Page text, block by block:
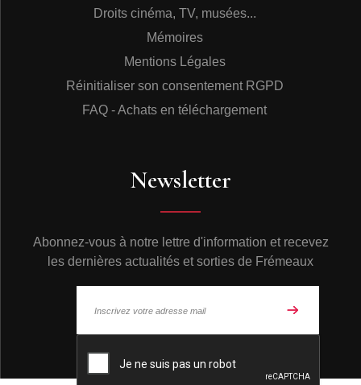
Droits cinéma, TV, musées...
Mémoires
Mentions Légales
Réinitialiser son consentement RGPD
FAQ - Achats en téléchargement
Newsletter
Abonnez-vous à notre lettre d'information et recevez
les dernières actualités et sorties de Frémeaux